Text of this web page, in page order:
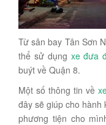
Từ sân bay Tân Sơn
thể sử dụng xe đưa
buýt về Quận 8.
Một số thông tin về
đây sẽ giúp cho hành
phương tiện cho